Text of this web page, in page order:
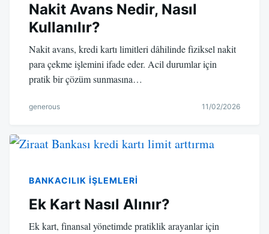
Nakit Avans Nedir, Nasıl
Kullanılır?
Nakit avans, kredi kartı limitleri dâhilinde fiziksel nakit
para çekme işlemini ifade eder. Acil durumlar için
pratik bir çözüm sunmasına…
generous 11/02/2026
BANKACILIK IŞLEMLERI
Ek Kart Nasıl Alınır?
Ek kart, finansal yönetimde pratiklik arayanlar için